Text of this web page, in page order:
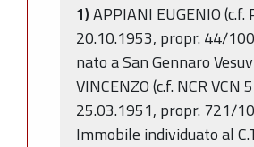
1)APPIANI EUGENIO
20.10.1953, propr. 44/
nato a San Gennaro
VINCENZO (c.f. NCR
25.03.1951, propr. 721/
Immobile individuato al